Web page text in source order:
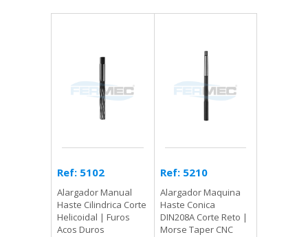
Ref: 5102
Alargador Manual
Haste Cilindrica Corte
Helicoidal | Furos
Acos Duros
Ref: 5210
Alargador Maquina
Haste Conica
DIN208A Corte Reto |
Morse Taper CNC